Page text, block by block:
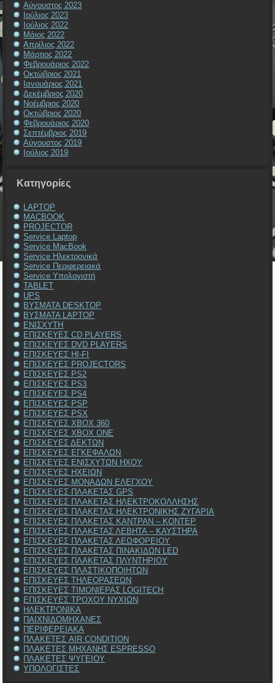
Αύγουστος 2023
Ιούλιος 2023
Ιούλιος 2022
Μάιος 2022
Απρίλιος 2022
Μάρτιος 2022
Φεβρουάριος 2022
Οκτώβριος 2021
Ιανουάριος 2021
Δεκέμβριος 2020
Νοέμβριος 2020
Οκτώβριος 2020
Φεβρουάριος 2020
Σεπτέμβριος 2019
Αύγουστος 2019
Ιούλιος 2019
Kατηγορίες
LAPTOP
MACBOOK
PROJECTOR
Service Laptop
Service MacBook
Service Ηλεκτρονικά
Service Περιφερειακά
Service Υπολογιστή
TABLET
UPS
ΒΥΣΜΑΤΑ DESKTOP
ΒΥΣΜΑΤΑ LAPTOP
ΕΝΙΣΧΥΤΗ
ΕΠΙΣΚΕΥΕΣ CD PLAYERS
ΕΠΙΣΚΕΥΕΣ DVD PLAYERS
ΕΠΙΣΚΕΥΕΣ HI-FI
ΕΠΙΣΚΕΥΕΣ PROJECTORS
ΕΠΙΣΚΕΥΕΣ PS2
ΕΠΙΣΚΕΥΕΣ PS3
ΕΠΙΣΚΕΥΕΣ PS4
ΕΠΙΣΚΕΥΕΣ PSP
ΕΠΙΣΚΕΥΕΣ PSX
ΕΠΙΣΚΕΥΕΣ XBOX 360
ΕΠΙΣΚΕΥΕΣ XBOX ONE
ΕΠΙΣΚΕΥΕΣ ΔΕΚΤΩΝ
ΕΠΙΣΚΕΥΕΣ ΕΓΚΕΦΑΛΩΝ
ΕΠΙΣΚΕΥΕΣ ΕΝΙΣΧΥΤΩΝ ΗΧΟΥ
ΕΠΙΣΚΕΥΕΣ ΗΧΕΙΩΝ
ΕΠΙΣΚΕΥΕΣ ΜΟΝΑΔΩΝ ΕΛΕΓΧΟΥ
ΕΠΙΣΚΕΥΕΣ ΠΛΑΚΕΤΑΣ GPS
ΕΠΙΣΚΕΥΕΣ ΠΛΑΚΕΤΑΣ ΗΛΕΚΤΡΟΚΟΛΛΗΣΗΣ
ΕΠΙΣΚΕΥΕΣ ΠΛΑΚΕΤΑΣ ΗΛΕΚΤΡΟΝΙΚΗΣ ΖΥΓΑΡΙΑ
ΕΠΙΣΚΕΥΕΣ ΠΛΑΚΕΤΑΣ ΚΑΝΤΡΑΝ – ΚΟΝΤΕΡ
ΕΠΙΣΚΕΥΕΣ ΠΛΑΚΕΤΑΣ ΛΕΒΗΤΑ – ΚΑΥΣΤΗΡΑ
ΕΠΙΣΚΕΥΕΣ ΠΛΑΚΕΤΑΣ ΛΕΩΦΟΡΕΙΟΥ
ΕΠΙΣΚΕΥΕΣ ΠΛΑΚΕΤΑΣ ΠΙΝΑΚΙΔΩΝ LED
ΕΠΙΣΚΕΥΕΣ ΠΛΑΚΕΤΑΣ ΠΛΥΝΤΗΡΙΟΥ
ΕΠΙΣΚΕΥΕΣ ΠΛΑΣΤΙΚΟΠΟΙΗΤΩΝ
ΕΠΙΣΚΕΥΕΣ ΤΗΛΕΟΡΑΣΕΩΝ
ΕΠΙΣΚΕΥΕΣ ΤΙΜΟΝΙΕΡΑΣ LOGITECH
ΕΠΙΣΚΕΥΕΣ ΤΡΟΧΟΥ ΝΥΧΙΩΝ
ΗΛΕΚΤΡΟΝΙΚΑ
ΠΑΙΧΝΙΔΟΜΗΧΑΝΕΣ
ΠΕΡΙΦΕΡΕΙΑΚΑ
ΠΛΑΚΕΤΕΣ AIR CONDITION
ΠΛΑΚΕΤΕΣ ΜΗΧΑΝΗΣ ESPRESSO
ΠΛΑΚΕΤΕΣ ΨΥΓΕΙΟΥ
ΥΠΟΛΟΓΙΣΤΕΣ